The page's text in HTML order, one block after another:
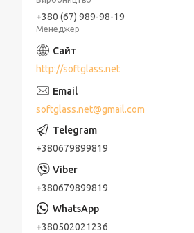
+380 (67) 989-98-19
Менеджер
http://softglass.net
softglass.net@gmail.com
+380679899819
+380679899819
+380502021236